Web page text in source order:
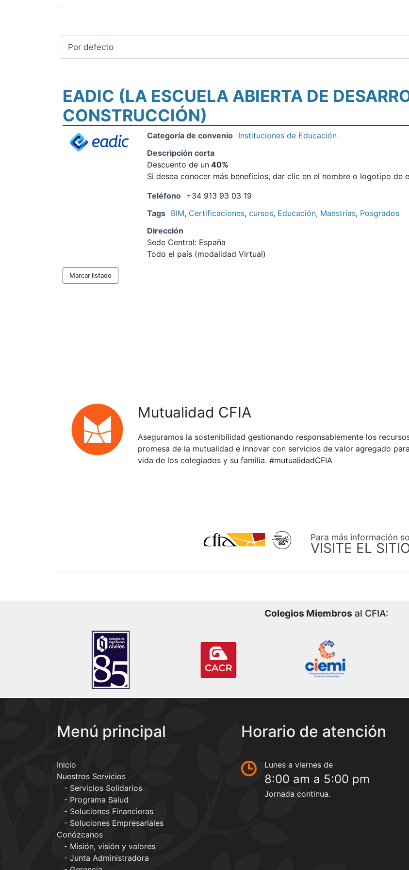
EADIC (LA ESCUELA ABIERTA DE
CONSTRUCCIÓN)
Categoría de convenio Instituciones de Educación
Descripción corta
Descuento de un 40%
Si desea conocer más beneficios, dar clic en el nombre o logotipo de
Teléfono +34 913 93 03 19
Tags BIM, Certificaciones, cursos, Educación, Maestrías, Posgrados
Dirección
Sede Central: España
Todo el país (modalidad Virtual)
Marcar listado
Mutualidad CFIA
Aseguramos la sostenibilidad gestionando responsablemente los
promesa de la mutualidad e innovar con servicios de valor agregado
vida de los colegiados y su familia. #mutualidadCFIA
Para más información
VISITE EL
Colegios Miembros al CFIA:
Menú principal
Inicio
Nuestros Servicios
Servicios Solidarios
Programa Salud
Soluciones Financieras
Soluciones Empresariales
Conózcanos
Misión, visión y valores
Junta Administradora
Horario de atención
Lunes a viernes de
8:00 am a 5:00 pm
Jornada continua.